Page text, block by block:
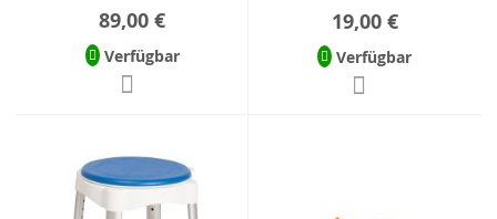
89,00 €
Verfügbar
19,00 €
Verfügbar